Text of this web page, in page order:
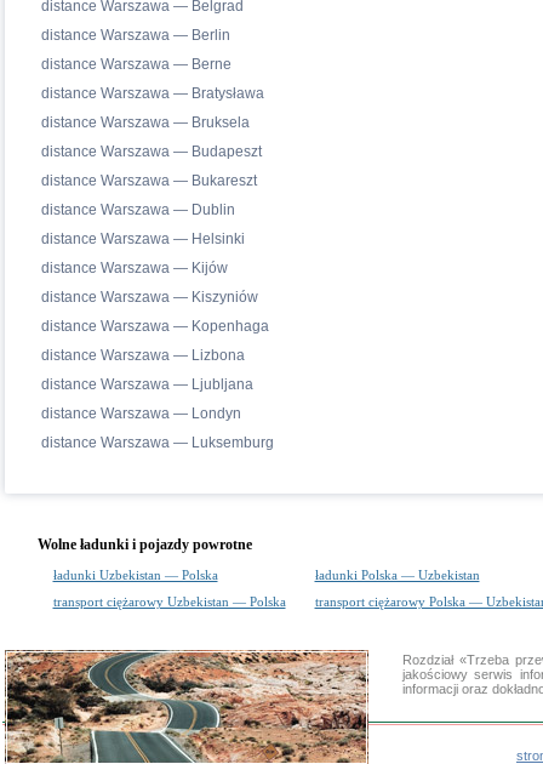
distance Warszawa — Belgrad
distance Warszawa — Berlin
distance Warszawa — Berne
distance Warszawa — Bratysława
distance Warszawa — Bruksela
distance Warszawa — Budapeszt
distance Warszawa — Bukareszt
distance Warszawa — Dublin
distance Warszawa — Helsinki
distance Warszawa — Kijów
distance Warszawa — Kiszyniów
distance Warszawa — Kopenhaga
distance Warszawa — Lizbona
distance Warszawa — Ljubljana
distance Warszawa — Londyn
distance Warszawa — Luksemburg
Wolne ładunki i pojazdy powrotne
ładunki Uzbekistan — Polska
ładunki Polska — Uzbekistan
transport ciężarowy Uzbekistan — Polska
transport ciężarowy Polska —
Rozdział «Trzeba
jakościowy serwis
informacji oraz